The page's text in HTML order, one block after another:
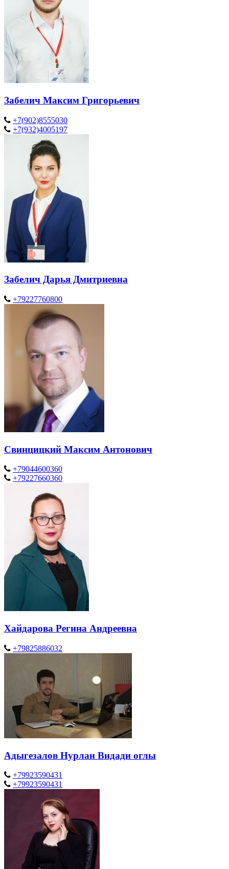
Забелич Максим Григорьевич
+7(902)8555030
+7(932)4005197
Забелич Дарья Дмитриевна
+79227760800
Свинцицкий Максим Антонович
+79044600360
+79227660360
Хайдарова Регина Андреевна
+79825886032
Адыгезалов Нурлан Видади оглы
+79923590431
+79923590431